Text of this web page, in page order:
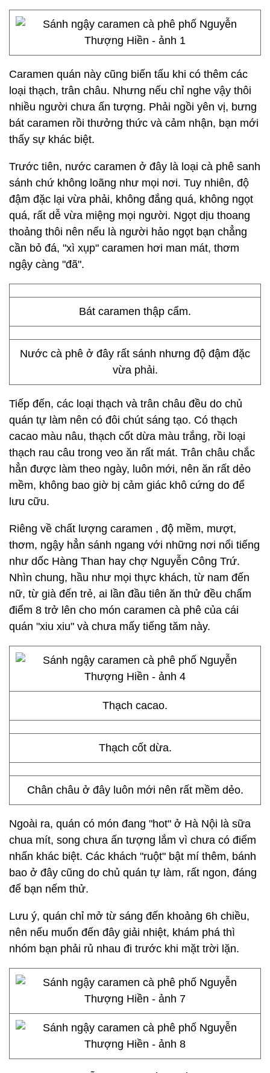
Caramen quán này cũng biến tấu khi có thêm các
loại thạch, trân châu. Nhưng nếu chỉ nghe vậy thôi
nhiều người chưa ấn tượng. Phải ngồi yên vị, bưng
bát caramen rồi thưởng thức và cảm nhận, bạn mới
thấy sự khác biệt.
Trước tiên, nước caramen ở đây là loại cà phê sanh
sánh chứ không loãng như mọi nơi. Tuy nhiên, độ
đậm đặc lại vừa phải, không đắng quá, không ngọt
quá, rất dễ vừa miệng mọi người. Ngọt dịu thoang
thoảng thôi nên nếu là người hảo ngọt bạn chẳng
cần bỏ đá, "xì xụp" caramen hơi man mát, thơm
ngậy càng "đã".
Bát caramen thập cẩm.
Nước cà phê ở đây rất sánh nhưng độ đậm đặc
vừa phải.
Tiếp đến, các loại thạch và trân châu đều do chủ
quán tự làm nên có đôi chút sáng tạo. Có thạch
cacao màu nâu, thạch cốt dừa màu trắng, rồi loại
thạch rau câu trong veo ăn rất mát. Trân châu chắc
hẳn được làm theo ngày, luôn mới, nên ăn rất dẻo
mềm, không bao giờ bị cảm giác khô cứng do để
lưu cữu.
Riêng về chất lượng caramen , độ mềm, mượt,
thơm, ngậy hẳn sánh ngang với những nơi nổi tiếng
như dốc Hàng Than hay chợ Nguyễn Công Trứ.
Nhìn chung, hầu như mọi thực khách, từ nam đến
nữ, từ già đến trẻ, ai lần đầu tiên ăn thử đều chấm
điểm 8 trở lên cho món caramen cà phê của cái
quán "xiu xiu" và chưa mấy tiếng tăm này.
Thạch cacao.
Thạch cốt dừa.
Chân châu ở đây luôn mới nên rất mềm dẻo.
Ngoài ra, quán có món đang "hot" ở Hà Nội là sữa
chua mít, song chưa ấn tượng lắm vì chưa có điểm
nhấn khác biệt. Các khách "ruột" bật mí thêm, bánh
bao ở đây cũng do chủ quán tự làm, rất ngon, đáng
để bạn nếm thử.
Lưu ý, quán chỉ mở từ sáng đến khoảng 6h chiều,
nên nếu muốn đến đây giải nhiệt, khám phá thì
nhóm bạn phải rủ nhau đi trước khi mặt trời lặn.